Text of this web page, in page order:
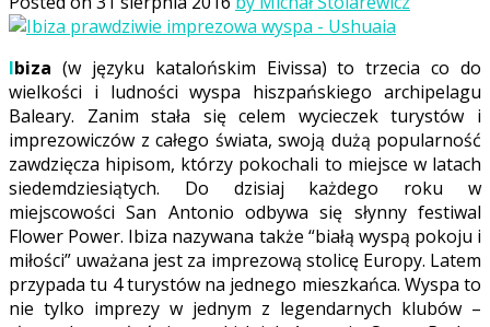
Ibiza (w języku katalońskim Eivissa) to trzecia co do
wielkości i ludności wyspa hiszpańskiego archipelagu
Baleary. Zanim stała się celem wycieczek turystów i
imprezowiczów z całego świata, swoją dużą popularność
zawdzięcza hipisom, którzy pokochali to miejsce w latach
siedemdziesiątych. Do dzisiaj każdego roku w
miejscowości San Antonio odbywa się słynny festiwal
Flower Power. Ibiza nazywana także “białą wyspą pokoju i
miłości” uważana jest za imprezową stolicę Europy. Latem
przypada tu 4 turystów na jednego mieszkańca. Wyspa to
nie tylko imprezy w jednym z legendarnych klubów –